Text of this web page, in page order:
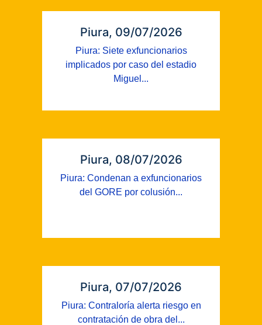
Piura, 09/07/2026
Piura: Siete exfuncionarios
implicados por caso del estadio
Miguel...
Piura, 08/07/2026
Piura: Condenan a exfuncionarios
del GORE por colusión...
Piura, 07/07/2026
Piura: Contraloría alerta riesgo en
contratación de obra del...